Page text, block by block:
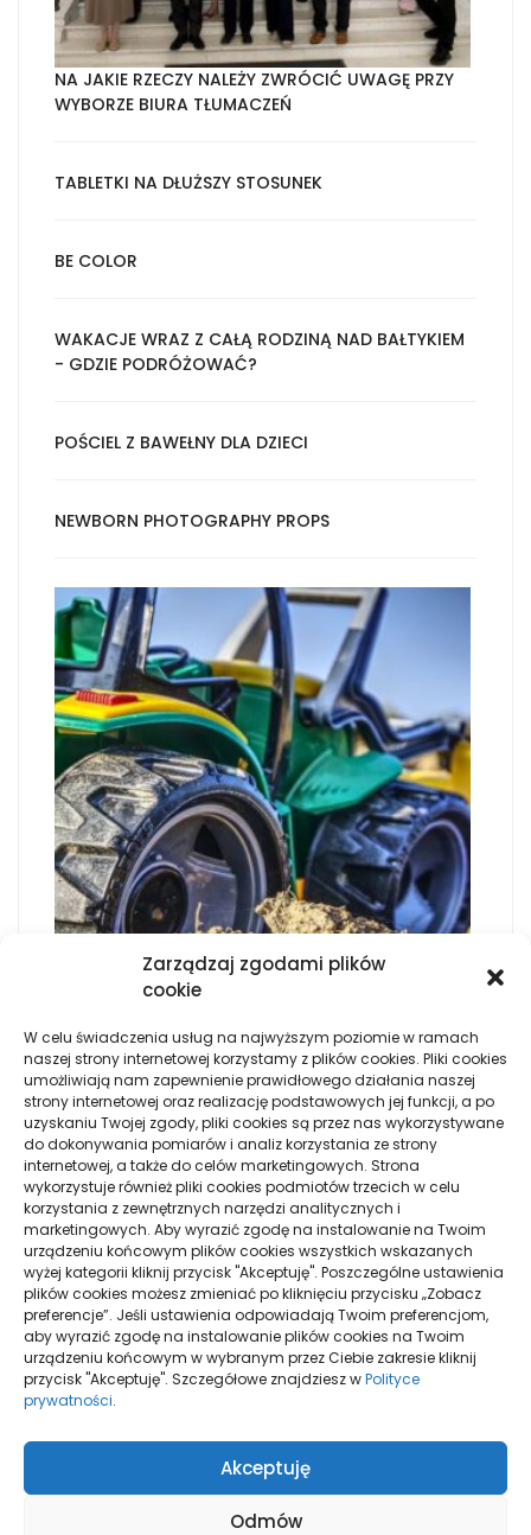
Zarządzaj zgodami plików
cookie
W celu świadczenia usług na najwyższym poziomie w ramach
naszej strony internetowej korzystamy z plików cookies. Pliki cookies
umożliwiają nam zapewnienie prawidłowego działania naszej
strony internetowej oraz realizację podstawowych jej funkcji, a po
uzyskaniu Twojej zgody, pliki cookies są przez nas wykorzystywane
do dokonywania pomiarów i analiz korzystania ze strony
internetowej, a także do celów marketingowych. Strona
wykorzystuje również pliki cookies podmiotów trzecich w celu
korzystania z zewnętrznych narzędzi analitycznych i
marketingowych. Aby wyrazić zgodę na instalowanie na Twoim
urządzeniu końcowym plików cookies wszystkich wskazanych
wyżej kategorii kliknij przycisk "Akceptuję". Poszczególne ustawienia
plików cookies możesz zmieniać po kliknięciu przycisku „Zobacz
preferencje”. Jeśli ustawienia odpowiadają Twoim preferencjom,
aby wyrazić zgodę na instalowanie plików cookies na Twoim
urządzeniu końcowym w wybranym przez Ciebie zakresie kliknij
przycisk "Akceptuję". Szczegółowe znajdziesz wPolityce
prywatności.
Akceptuję
Odmów
NA JAKIE RZECZY NALEŻY ZWRÓCIĆ UWAGĘ PRZY
WYBORZE BIURA TŁUMACZEŃ
TABLETKI NA DŁUŻSZY STOSUNEK
BE COLOR
WAKACJE WRAZ Z CAŁĄ RODZINĄ NAD BAŁTYKIEM
- GDZIE PODRÓŻOWAĆ?
POŚCIEL Z BAWEŁNY DLA DZIECI
NEWBORN PHOTOGRAPHY PROPS
WYBORZE CZĘŚCI DO MASZYN ROLNICZYCH
EFEKTYWNE ORAZ PRAKTYCZNE PANELE ZE SZKŁA
WITRYNA DLA OSÓB, KTÓRE PIERWSZY RAZ
POSZUKUJĄ UBEZPIECZENIA TURYSTYCZNEGO
Polityka plików
Polityka